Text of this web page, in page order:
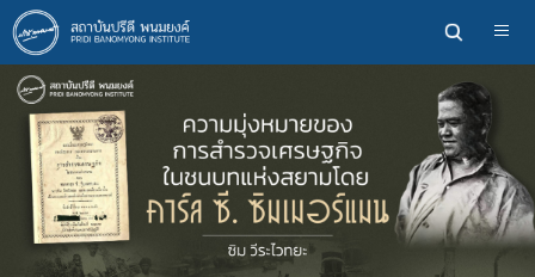
ข้าม
ไป
ยัง
เนื้อหา
หลัก